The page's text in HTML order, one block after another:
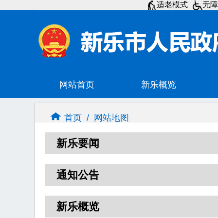
适老模式 无
首页 / 网站地图
新乐要闻
通知公告
新乐概览